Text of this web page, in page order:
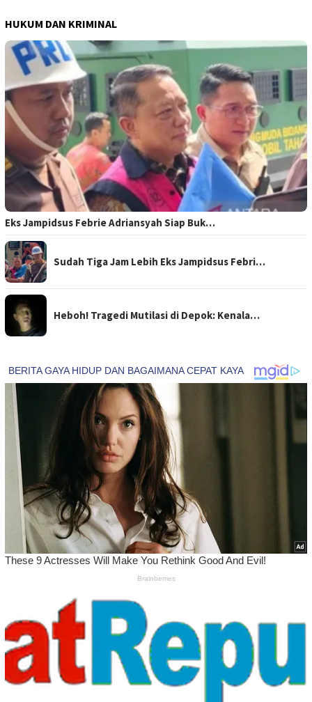
HUKUM DAN KRIMINAL
Eks Jampidsus Febrie Adriansyah Siap Buk…
Sudah Tiga Jam Lebih Eks Jampidsus Febri…
Heboh! Tragedi Mutilasi di Depok: Kenala…